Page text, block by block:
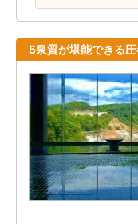
5泉質が堪能できる